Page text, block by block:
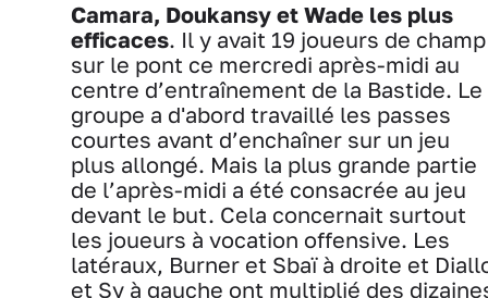
Camara, Doukansy et Wade les plus
efficaces. Il y avait 19 joueurs de champ
sur le pont ce mercredi après-midi au
centre d’entraînement de la Bastide. Le
groupe a d'abord travaillé les passes
courtes avant d’enchaîner sur un jeu
plus allongé. Mais la plus grande partie
de l’après-midi a été consacrée au jeu
devant le but. Cela concernait surtout
les joueurs à vocation offensive. Les
latéraux, Burner et Sbaï à droite et
et Sy à gauche ont multiplié des